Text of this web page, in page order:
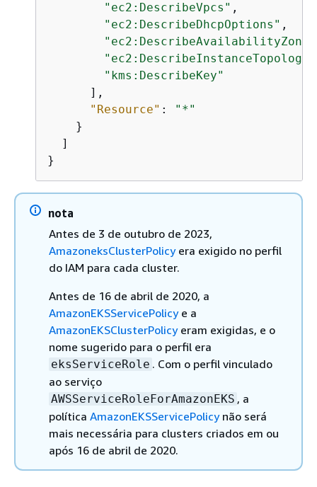
"ec2:DescribeVpcs" ,
"ec2:DescribeDhcpOptions" ,
"ec2:DescribeInstanceTopology"
"kms:DescribeKey"
      ],
"Resource" :
"*"
    }
  ]
}
nota
Antes de 3 de outubro de 2023,
AmazoneksClusterPolicyera exigido no perfil
do IAM para cada cluster.
Antes de 16 de abril de 2020, a
AmazonEKSServicePolicye a
AmazonEKSClusterPolicyeram exigidas, e o
nome sugerido para o perfil era
eksServiceRole . Com o perfil vinculado
ao serviço
AWSServiceRoleForAmazonEKS , a
política AmazonEKSServicePolicynão será
mais necessária para clusters criados em ou
após 16 de abril de 2020.